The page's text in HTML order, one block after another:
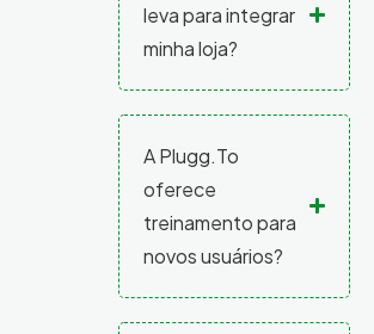
leva para integrar
minha loja?
A Plugg.To
oferece
treinamento para
novos usuários?